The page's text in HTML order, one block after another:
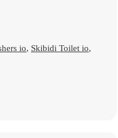
io, Skibidi Toilet io,